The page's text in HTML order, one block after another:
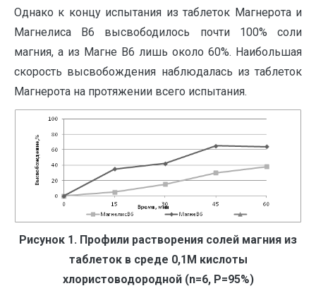
Однако к концу испытания из таблеток Магнерота и
Магнелиса В6 высвободилось почти 100% соли
магния, а из Магне В6 лишь около 60%. Наибольшая
скорость высвобождения наблюдалась из таблеток
Магнерота на протяжении всего испытания.
Рисунок 1. Профили растворения солей магния из
таблеток в среде 0,1М кислоты
хлористоводородной (n=6, P=95%)